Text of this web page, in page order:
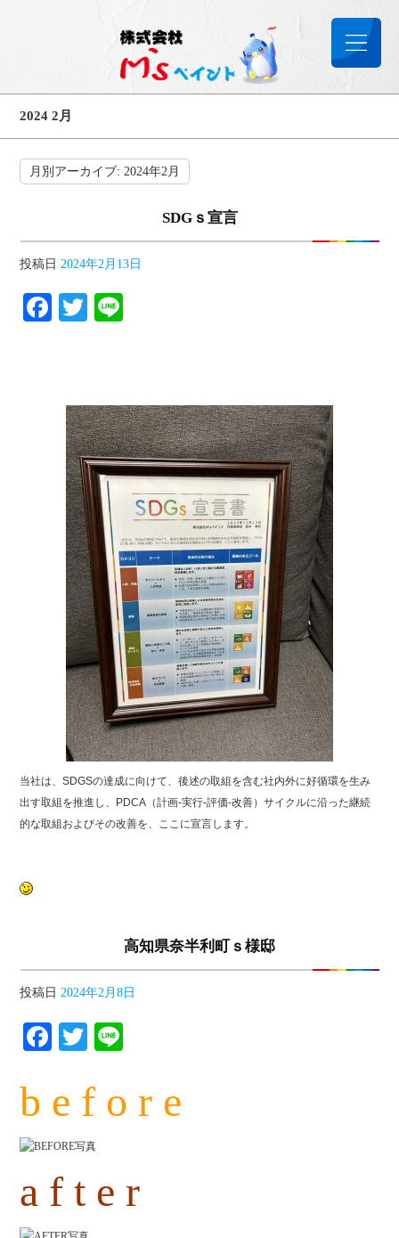
2024 2月
月別アーカイブ:2024年2月
SDGｓ宣言
投稿日 2024年2月13日
Facebook
Twitter
当社は、SDGSの達成に向けて、後述の取組を含む社内外に好循環を生み
出す取組を推進し、PDCA（計画-実行-評価-改善）サイクルに沿った継続
的な取組およびその改善を、ここに宣言します。
高知県奈半利町ｓ様邸
投稿日 2024年2月8日
Facebook
Twitter
b e f o r e
a f t e r